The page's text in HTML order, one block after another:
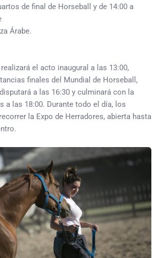
de final de Horseball y de 14:00 a
Árabe.
el acto inaugural a las 13:00,
finales del Mundial de Horseball,
a las 16:30 y culminará con la
a las 18:00. Durante todo el día, los
la Expo de Herradores, abierta hasta